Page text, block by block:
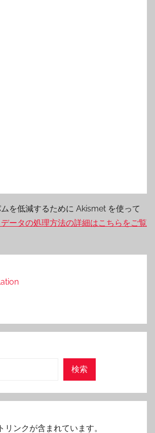
を低減するために Akismet を使って
ータの処理方法の詳細はこちらをご覧
検索
リンクが含まれています。